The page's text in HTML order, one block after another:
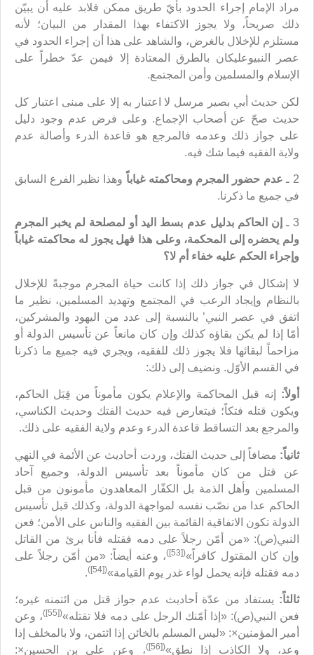
مراد الإمام إجراء الحدود بأيّ طريق ممكن فلابد عليه أن يبيّن
ذلك صريحاً، ولا يجوز الاكتفاء بهذا المقدار من البيان؛ لأنه
مستلزم للإخلال بالغرض، والشاهد على هذا أن إجراء الحدود في
عصر النبيوعليكان بالطرق المعتادة إلا فيمن عدّ خطراً على
الإسلام والمسلمين وأمن المجتمع.
لكن حديث أبي بصير مرسل لا اعتبار به إلا على مبنى اعتبار كل
حديث صحّ عن أصحاب الإجماع. وعلى فرض عدم وجود دليل
على جواز ذلك وعدمه فالمرجع هو قاعدة الدرء وأصالة عدم
ولاية الفقيه فيما شك فيه.
2 ـ عدم حضور المجرم ومحاكمته غياباً وهذا نظير الفرع السابق
في جميع ما ذكرنا.
3 ـ
إن الحاكم بدليل عدم بسط اليد أو لمصلحة لم يخبر المجرم
ولم يحضره إلى المحكمة، وعلى هذا فهل يجوز له محاكمته غياباً
وإجراء الحكم عليه خفاء أم لا؟
لا إشكال في جواز ذلك إذا كانت حياة المجرم موجبةً للإخلال
بالنظام وإيجاد الرعب في المجتمع وتهديد المسلمين، نظير ما
اتفق في عصر النبي’ بالنسبة إلى عدد من اليهود والمشركين،
أمّا إذا لم يكن بقاؤه كذلك وإن كان مانعاً عن تأسيس الدولة أو
مزاحماً لبقائها فلا يجوز ذلك للفقيه، ويجري فيه جميع ما ذكرنا
في القسم الأوّل. ونضيف إلى ذلك:
أولاً: إنه قبل المحاكمة والإعلام يكون مأموناً من قِبَل الحاكم،
ويكون قتله فتكاً؛ فيتعارض فيه حديث الفتك وحديث الكناسي،
والمرجع بعد التساقط قاعدة الدرء وعدم ولاية الفقيه على ذلك.
ثانياً: مضافاً إلى حديث الفتك، وردت أحاديث عن الأئمة في النهي
عن قتل من كان مأموناً بعد تأسيس الدولة، وجميع آحاد
المسلمين وأهل الذمة بل الكفّار المعاهدون مأمونون من قبل
الحاكم عدا من نصّب نفسه لمواجهة الدولة، وكذلك قبل تأسيس
الدولة تكون الاتفاقية القائمة بين الفقيه والناس على الأمن؛ فعن
النبي(ص): «من أمّن رجلاً على دمه فقتله فأنا برئ من القاتل
وإن كان المقتول كافراً»([53])
، وعنه أيضاً: «من أمّن رجلاً على
دمه فقتله فإنه يحمل لواء غدر يوم القيامة»([54])
.
ثالثاً: يستفاد من عدّة أحاديث عدم جواز قتل من ائتمنه غيره؛
فعن النبي(ص): «إذا أمّنك الرجل على دمه فلا تقتله»([55])
، وعن
أمير المؤمنين×: «ليس المسلم بالخائن إذا ائتمن، ولا بالمخلف إذا
وعد، ولا الكاذب إذا نطق»([56])
، وعن علي بن الحسين×: